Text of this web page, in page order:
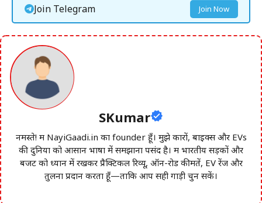
Join Telegram Join Now
SKumar
नमस्ते! मैं NayiGaadi.in का founder हूँ। मुझे कारों, बाइक्स और EVs
की दुनिया को आसान भाषा में समझाना पसंद है। मैं भारतीय सड़कों और
बजट को ध्यान में रखकर प्रैक्टिकल रिव्यू, ऑन-रोड कीमतें, EV रेंज और
तुलना प्रदान करता हूँ—ताकि आप सही गाड़ी चुन सकें।